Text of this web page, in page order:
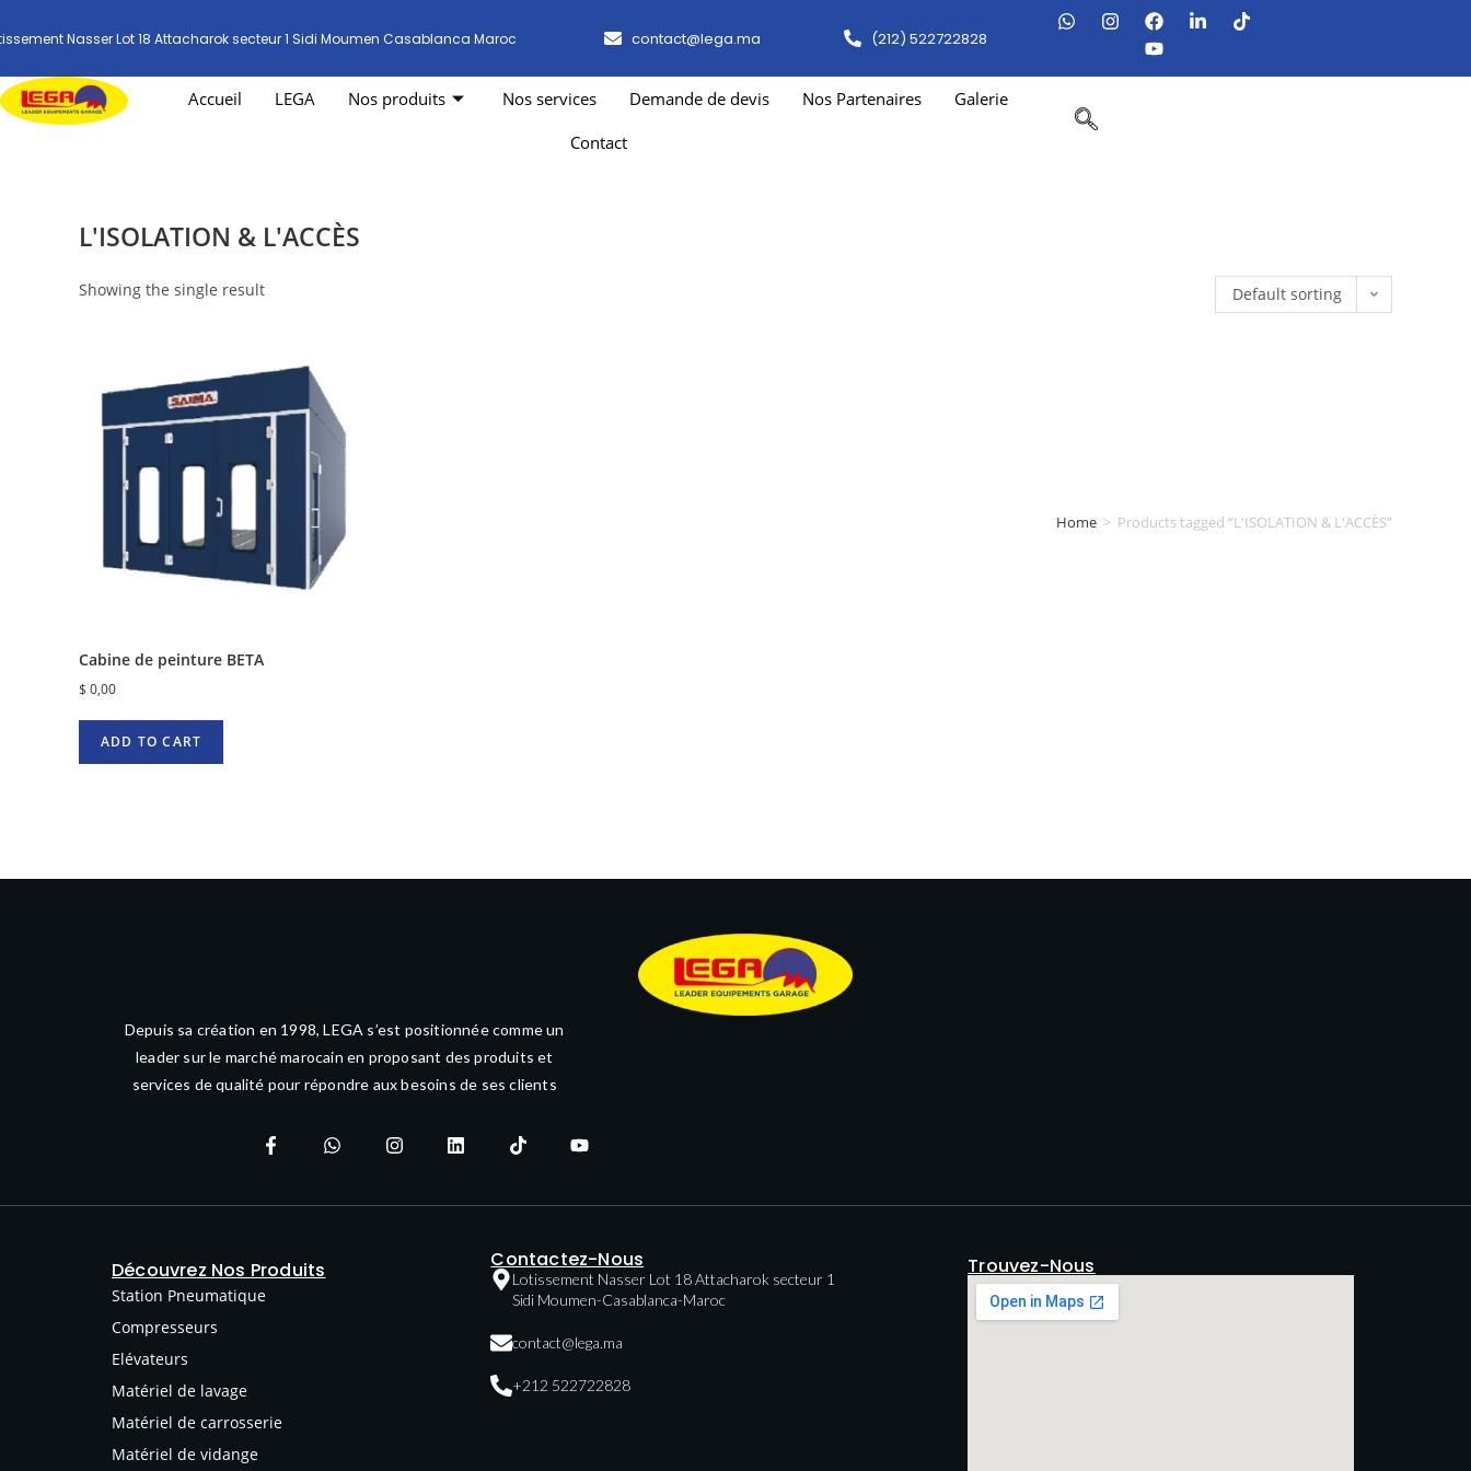
Nasser Lot 18 Attacharok secteur 1 Sidi Moumen Casablanca Maroc contact@lega.ma (212) 522722828
Accueil LEGA Nos produits Nos services Demande de devis Nos Partenaires
Galerie
Contact
Home > Products tagged “L'ISOLATION & L'ACCÈS”
L'ISOLATION & L'ACCÈS
Showing the single result Default sorting
Cabine de peinture BETA
$ 0,00
ADD TO CART
Depuis sa création en 1998, LEGA s’est positionnée comme un
leader sur le marché marocain en proposant des produits et
services de qualité pour répondre aux besoins de ses clients
Découvrez Nos Produits
Station Pneumatique
Compresseurs
Elévateurs
Matériel de lavage
Matériel de carrosserie
Matériel de vidange
Contactez-Nous
Lotissement Nasser Lot 18 Attacharok secteur 1
Sidi Moumen-Casablanca-Maroc
contact@lega.ma
+212 522722828
Trouvez-Nous